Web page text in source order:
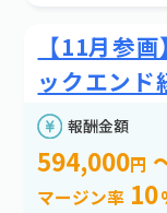
【11月参
ックエンド
報酬金額
594,000円
マージン率 10